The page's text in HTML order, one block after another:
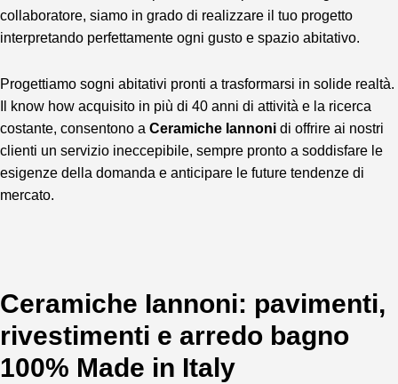
collaboratore, siamo in grado di realizzare il tuo progetto
interpretando perfettamente ogni gusto e spazio abitativo.
Progettiamo sogni abitativi pronti a trasformarsi in solide realtà.
Il know how acquisito in più di 40 anni di attività e la ricerca
costante, consentono a Ceramiche Iannoni di offrire ai nostri
clienti un servizio ineccepibile, sempre pronto a soddisfare le
esigenze della domanda e anticipare le future tendenze di
mercato.
Ceramiche Iannoni: pavimenti,
rivestimenti e arredo bagno
100% Made in Italy